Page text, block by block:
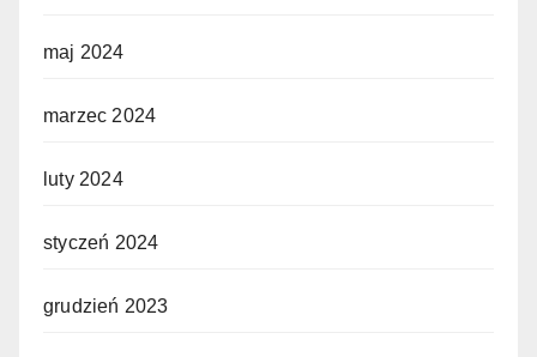
maj 2024
marzec 2024
luty 2024
styczeń 2024
grudzień 2023